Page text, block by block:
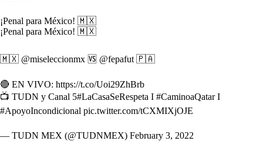
¡Penal para México! 🇲🇽
¡Penal para México! 🇲🇽
🇲🇽 @miseleccionmx 🆚 @fepafut 🇵🇦
🔴 EN VIVO: https://t.co/Uoi29ZhBrb
📺 TUDN y Canal 5#LaCasaSeRespeta I #CaminoaQatarI
#ApoyoIncondicional pic.twitter.com/tCXMIXjOJE
— TUDN MEX (@TUDNMEX) February 3, 2022